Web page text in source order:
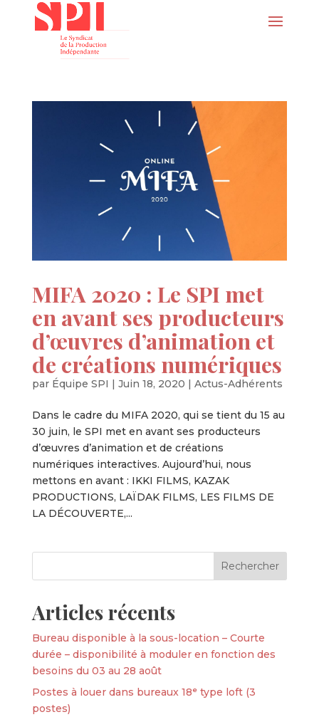
MIFA 2020 : Le SPI met
en avant ses producteurs
d’œuvres d’animation et
de créations numériques
par Équipe SPI | Juin 18, 2020 | Actus-Adhérents
Dans le cadre du MIFA 2020, qui se tient du 15 au
30 juin, le SPI met en avant ses producteurs
d’œuvres d’animation et de créations
numériques interactives. Aujourd’hui, nous
mettons en avant : IKKI FILMS, KAZAK
PRODUCTIONS, LAÏDAK FILMS, LES FILMS DE
LA DÉCOUVERTE,...
Articles récents
Bureau disponible à la sous-location – Courte
durée – disponibilité à moduler en fonction des
besoins du 03 au 28 août
Postes à louer dans bureaux 18ᵉ type loft (3
postes)